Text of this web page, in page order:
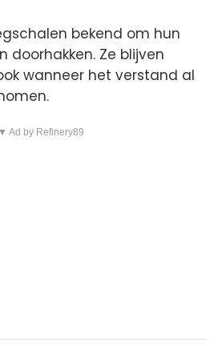
bekend om hun
doorhakken. Ze blijven
wanneer het verstand al
▼ Ad by Refinery89